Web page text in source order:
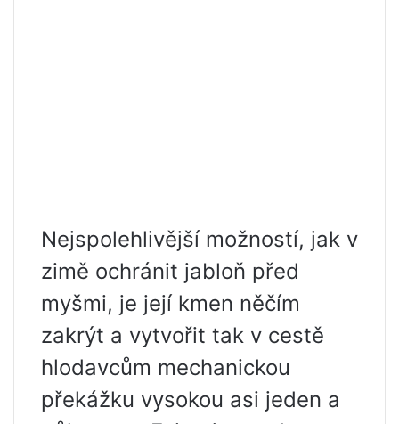
Nejspolehlivější možností, jak v
zimě ochránit jabloň před
myšmi, je její kmen něčím
zakrýt a vytvořit tak v cestě
hlodavcům mechanickou
překážku vysokou asi jeden a